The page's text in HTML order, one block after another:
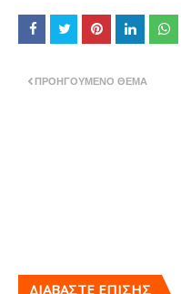
ΠΡΟΗΓΟΎΜΕΝΟ ΘΈΜΑ
ΔΙΑΒΑΣΤΕ ΕΠΙΣΗΣ